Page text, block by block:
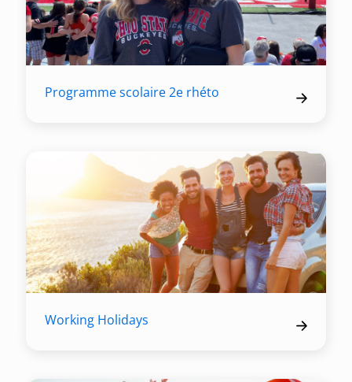
Programme scolaire 2e rhéto
Working Holidays